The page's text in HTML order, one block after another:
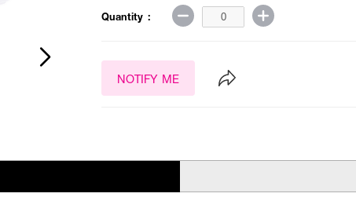
Quantity :
NOTIFY ME